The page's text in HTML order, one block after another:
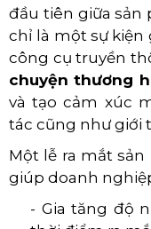
đầu tiên giữa sản
chỉ là một sự kiện
công cụ truyền
chuyện thương
và tạo cảm xúc
tác cũng như giới
Một lễ ra mắt
giúp doanh
- Gia tăng độ